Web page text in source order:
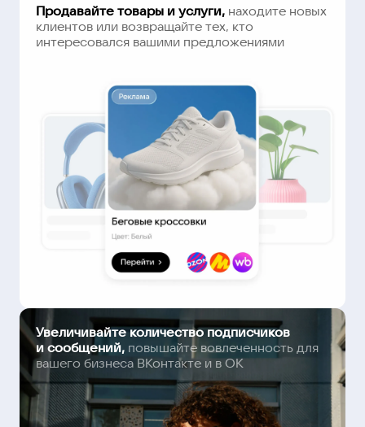
Продавайте товары и услуги, находите новых
клиентов или возвращайте тех, кто
интересовался вашими предложениями
Увеличивайте количество подписчиков
и сообщений, повышайте вовлеченность для
вашего бизнеса ВКонтакте и в ОК